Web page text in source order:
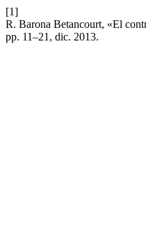
[1]
R. Barona Betancourt, «El
pp. 11–21, dic. 2013.